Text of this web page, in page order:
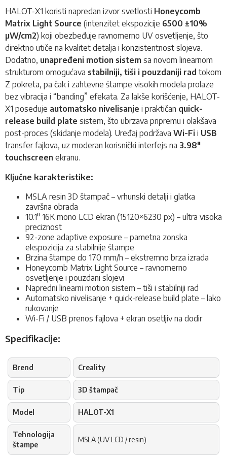
HALOT-X1 koristi napredan izvor svetlosti Honeycomb
Matrix Light Source (intenzitet ekspozicije 6500 ±10%
µW/cm2) koji obezbeđuje ravnomerno UV osvetljenje, što
direktno utiče na kvalitet detalja i konzistentnost slojeva.
Dodatno, unapređeni motion sistem sa novom linearnom
strukturom omogućava stabilniji, tiši i pouzdaniji rad tokom
Z pokreta, pa čak i zahtevne štampe visokih modela prolaze
bez vibracija i “banding” efekata. Za lakše korišćenje, HALOT-
X1 poseduje automatsko nivelisanje i praktičan quick-
release build plate sistem, što ubrzava pripremu i olakšava
post-proces (skidanje modela). Uređaj podržava Wi-Fi i USB
transfer fajlova, uz moderan korisnički interfejs na 3.98"
touchscreen ekranu.
Ključne karakteristike:
MSLA resin 3D štampač – vrhunski detalji i glatka
završna obrada
10.1" 16K mono LCD ekran (15120×6230 px) – ultra visoka
preciznost
92-zone adaptive exposure – pametna zonska
ekspozicija za stabilnije štampe
Brzina štampe do 170 mm/h – ekstremno brza izrada
Honeycomb Matrix Light Source – ravnomerno
osvetljenje i pouzdani slojevi
Napredni linearni motion sistem – tiši i stabilniji rad
Automatsko nivelisanje + quick-release build plate – lako
rukovanje
Wi-Fi / USB prenos fajlova + ekran osetljiv na dodir
Specifikacije:
Brend Creality
Tip 3D štampač
Model HALOT-X1
Tehnologija
štampe
MSLA (UV LCD / resin)